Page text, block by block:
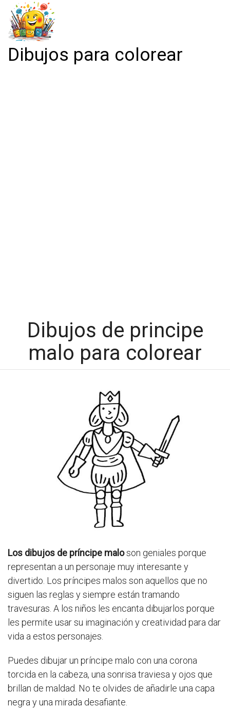
Dibujos para colorear
Dibujos de principe
malo para colorear
Los dibujos de príncipe maloson geniales porque
representan a un personaje muy interesante y
divertido. Los príncipes malos son aquellos que no
siguen las reglas y siempre están tramando
travesuras. A los niños les encanta dibujarlos porque
les permite usar su imaginación y creatividad para dar
vida a estos personajes.
Puedes dibujar un príncipe malo con una corona
torcida en la cabeza, una sonrisa traviesa y ojos que
brillan de maldad. No te olvides de añadirle una capa
negra y una mirada desafiante.